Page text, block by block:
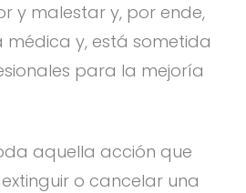
y malestar y, por ende,
médica y, está sometida
para la mejoría
aquella acción que
o cancelar una